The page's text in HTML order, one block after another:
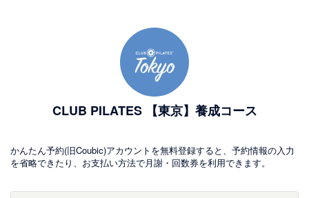
CLUB PILATES 【東京】養成コース
かんたん予約(旧Coubic)アカウントを無料登録すると、予約情報の入力
を省略できたり、お支払い方法で月謝・回数券を利用できます。